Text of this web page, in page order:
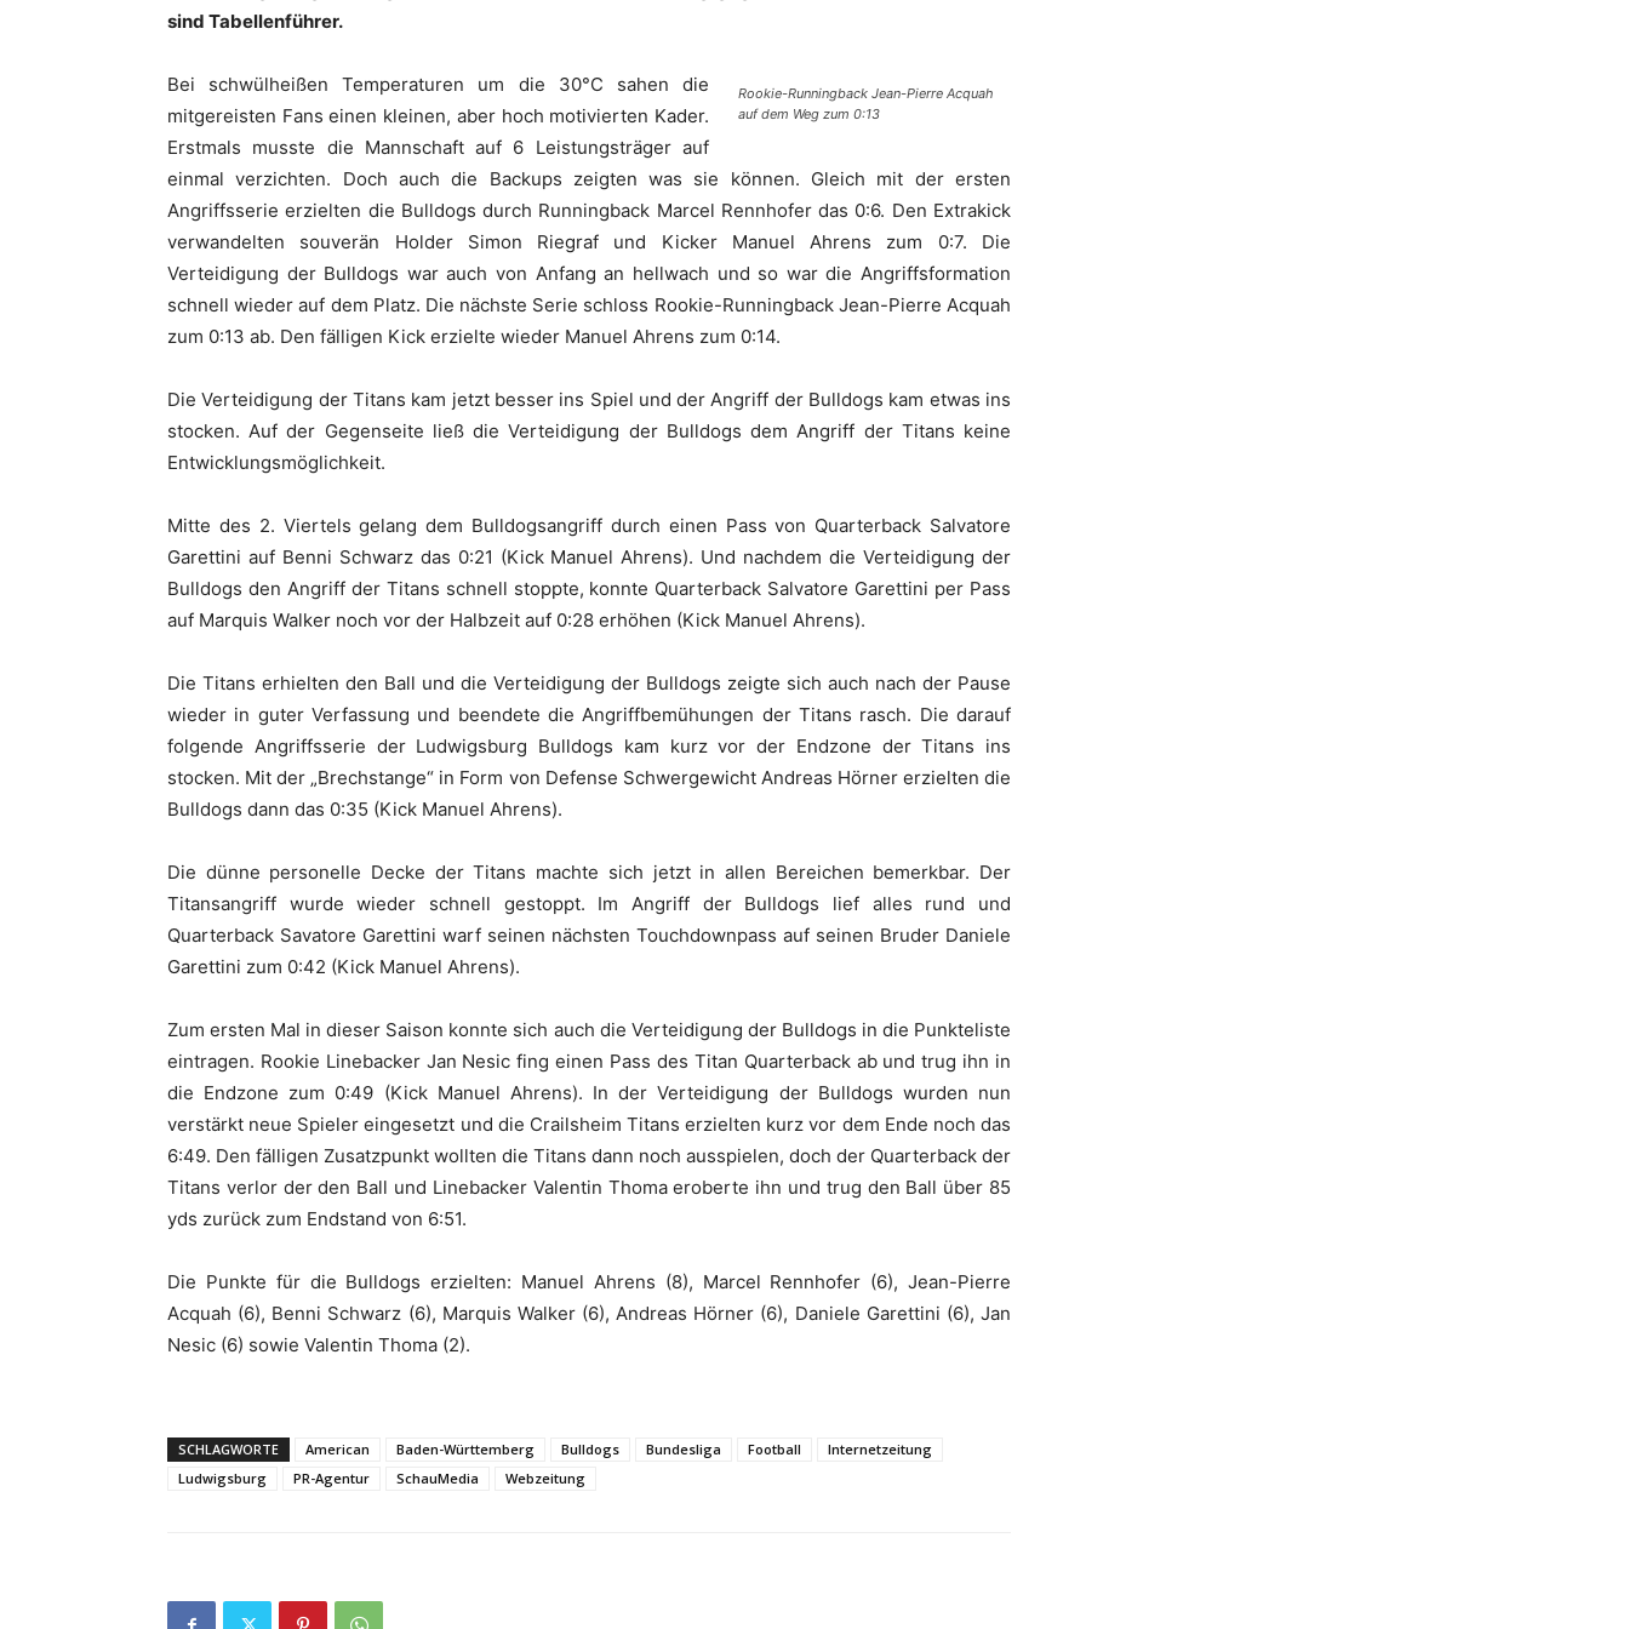
sind Tabellenführer.
Rookie-Runningback Jean-Pierre Acquah
auf dem Weg zum 0:13
Bei schwülheißen Temperaturen um die 30°C sahen die
mitgereisten Fans einen kleinen, aber hoch motivierten Kader.
Erstmals musste die Mannschaft auf 6 Leistungsträger auf
einmal verzichten. Doch auch die Backups zeigten was sie können. Gleich mit der ersten
Angriffsserie erzielten die Bulldogs durch Runningback Marcel Rennhofer das 0:6. Den Extrakick
verwandelten souverän Holder Simon Riegraf und Kicker Manuel Ahrens zum 0:7. Die
Verteidigung der Bulldogs war auch von Anfang an hellwach und so war die Angriffsformation
schnell wieder auf dem Platz. Die nächste Serie schloss Rookie-Runningback Jean-Pierre Acquah
zum 0:13 ab. Den fälligen Kick erzielte wieder Manuel Ahrens zum 0:14.
Die Verteidigung der Titans kam jetzt besser ins Spiel und der Angriff der Bulldogs kam etwas ins
stocken. Auf der Gegenseite ließ die Verteidigung der Bulldogs dem Angriff der Titans keine
Entwicklungsmöglichkeit.
Mitte des 2. Viertels gelang dem Bulldogsangriff durch einen Pass von Quarterback Salvatore
Garettini auf Benni Schwarz das 0:21 (Kick Manuel Ahrens). Und nachdem die Verteidigung der
Bulldogs den Angriff der Titans schnell stoppte, konnte Quarterback Salvatore Garettini per Pass
auf Marquis Walker noch vor der Halbzeit auf 0:28 erhöhen (Kick Manuel Ahrens).
Die Titans erhielten den Ball und die Verteidigung der Bulldogs zeigte sich auch nach der Pause
wieder in guter Verfassung und beendete die Angriffbemühungen der Titans rasch. Die darauf
folgende Angriffsserie der Ludwigsburg Bulldogs kam kurz vor der Endzone der Titans ins
stocken. Mit der „Brechstange“ in Form von Defense Schwergewicht Andreas Hörner erzielten die
Bulldogs dann das 0:35 (Kick Manuel Ahrens).
Die dünne personelle Decke der Titans machte sich jetzt in allen Bereichen bemerkbar. Der
Titansangriff wurde wieder schnell gestoppt. Im Angriff der Bulldogs lief alles rund und
Quarterback Savatore Garettini warf seinen nächsten Touchdownpass auf seinen Bruder Daniele
Garettini zum 0:42 (Kick Manuel Ahrens).
Zum ersten Mal in dieser Saison konnte sich auch die Verteidigung der Bulldogs in die Punkteliste
eintragen. Rookie Linebacker Jan Nesic fing einen Pass des Titan Quarterback ab und trug ihn in
die Endzone zum 0:49 (Kick Manuel Ahrens). In der Verteidigung der Bulldogs wurden nun
verstärkt neue Spieler eingesetzt und die Crailsheim Titans erzielten kurz vor dem Ende noch das
6:49. Den fälligen Zusatzpunkt wollten die Titans dann noch ausspielen, doch der Quarterback der
Titans verlor der den Ball und Linebacker Valentin Thoma eroberte ihn und trug den Ball über 85
yds zurück zum Endstand von 6:51.
Die Punkte für die Bulldogs erzielten: Manuel Ahrens (8), Marcel Rennhofer (6), Jean-Pierre
Acquah (6), Benni Schwarz (6), Marquis Walker (6), Andreas Hörner (6), Daniele Garettini (6), Jan
Nesic (6) sowie Valentin Thoma (2).
SCHLAGWORTE American Baden-Württemberg Bulldogs Bundesliga Football
Internetzeitung
Ludwigsburg
PR-Agentur SchauMedia Webzeitung